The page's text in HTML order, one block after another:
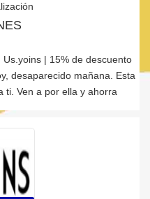
| 15% de descuento
desaparecido mañana. Esta
ti. Ven a por ella y ahorra